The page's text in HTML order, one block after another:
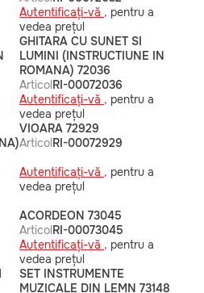
Autentificați-vă , pentru a
vedea prețul
GHITARA CU SUNET SI
LUMINI (INSTRUCTIUNE IN
ROMANA) 72036
ArticolRI-00072036
Autentificați-vă , pentru a
vedea prețul
VIOARA 72929
ArticolRI-00072929
Autentificați-vă , pentru a
vedea prețul
ACORDEON 73045
ArticolRI-00073045
Autentificați-vă , pentru a
vedea prețul
SET INSTRUMENTE
MUZICALE DIN LEMN 73148